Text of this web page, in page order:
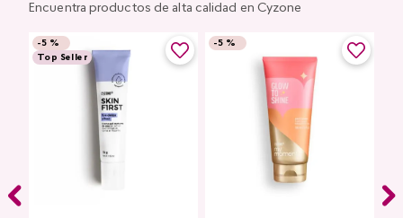
Encuentra productos de alta calidad en Cyzone
-5 %
Top Seller
-5 %